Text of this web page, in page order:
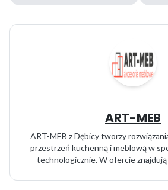
ART-MEB
ART-MEB z Dębicy tworzy
przestrzeń kuchenną i meblową w
technologicznie. W ofercie znajdują